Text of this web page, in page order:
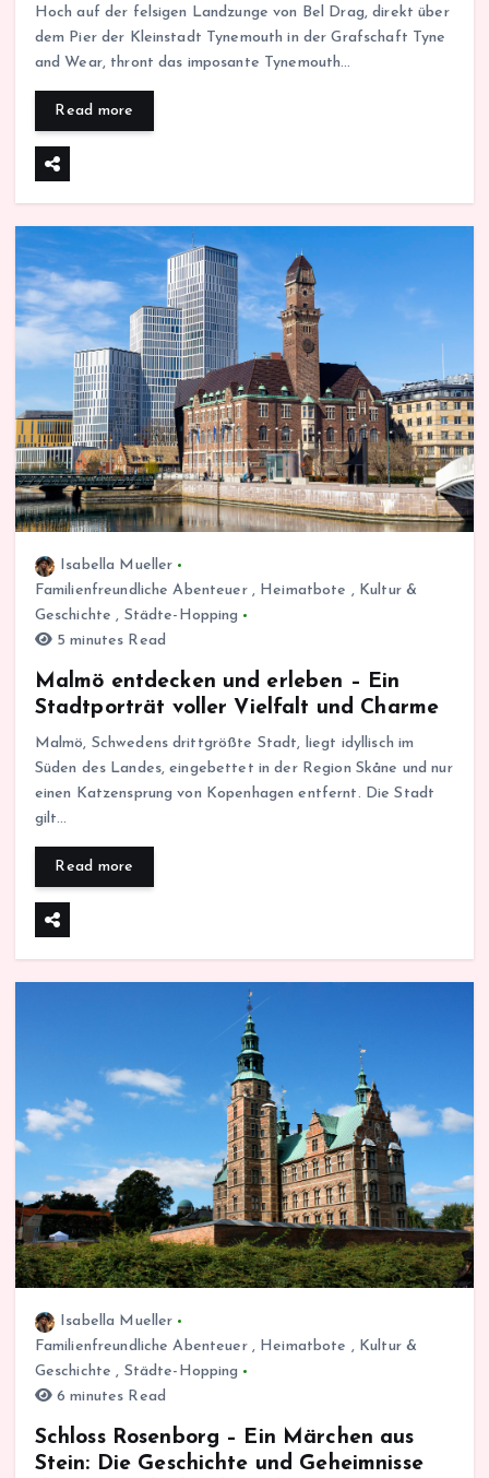
Hoch auf der felsigen Landzunge von Bel Drag, direkt über
dem Pier der Kleinstadt Tynemouth in der Grafschaft Tyne
and Wear, thront das imposante Tynemouth…
Read more
Isabella Mueller
Familienfreundliche Abenteuer, Heimatbote , Kultur &
Geschichte , Städte-Hopping
5 minutes Read
Malmö entdecken und erleben – Ein
Stadtporträt voller Vielfalt und Charme
Malmö, Schwedens drittgrößte Stadt, liegt idyllisch im
Süden des Landes, eingebettet in der Region Skåne und nur
einen Katzensprung von Kopenhagen entfernt. Die Stadt
gilt…
Read more
Isabella Mueller
Familienfreundliche Abenteuer, Heimatbote , Kultur &
Geschichte , Städte-Hopping
6 minutes Read
Schloss Rosenborg – Ein Märchen aus
Stein: Die Geschichte und Geheimnisse